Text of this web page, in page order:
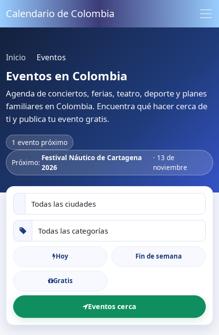
Calendario de Colombia
Inicio Eventos
Eventos en Colombia
Agenda de conciertos, ferias, teatro, deporte y planes
familiares en Colombia. Encuentra qué hacer cerca de
ti y publica tu evento gratis.
1 evento próximo
Próximo:
Festival Náutico de Cartagena
2026
· 13 de
noviembre
Hoy Fin de semana
Gratis
Eventos cerca